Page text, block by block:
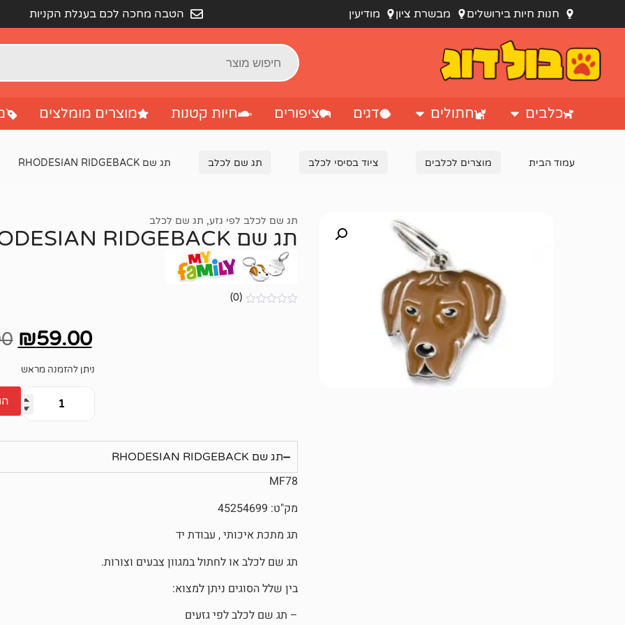
חנות חיות בירושלים מבשרת ציון מודיעין הטבה מחכה לכם בעגלת הקניות
כלבים חתולים דגים ציפורים חיות קטנות מוצרים מומלצים
עמוד הבית מוצרים לכלבים ציוד בסיסי לכלב תג שם לכלב תג שם RHODESIAN RIDGEBACK
תג שם לכלב לפי גזע, תג שם לכלב
תג שם RHODESIAN RIDGEBACK
(0)
₪59.00
ניתן להזמנה מראש
תג שם RHODESIAN RIDGEBACK
MF78
מק"ט: 45254699
תג מתכת איכותי , עבודת יד
תג שם לכלב או לחתול במגוון צבעים וצורות.
בין שלל הסוגים ניתן למצוא:
– תג שם לכלב לפי גזעים